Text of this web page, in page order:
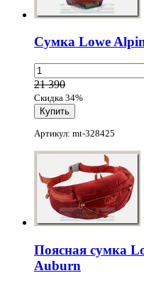
Сумка Lowe
21 390
Скидка 34%
Артикул: mt-328425
Поясная сумка
Auburn